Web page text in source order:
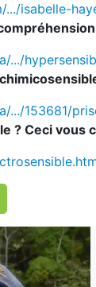
isabelle-
.../
.../153681/
? Ceci vous